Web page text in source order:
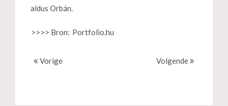
aldus Orbán.
>>>> Bron: Portfolio.hu
Vorige Volgende